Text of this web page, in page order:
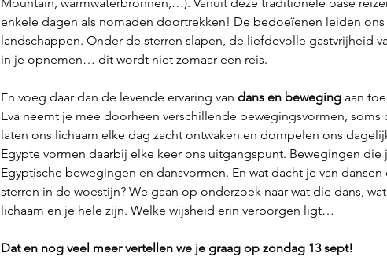
enkele dagen als nomaden doortrekken! De bedoeïenen leiden
landschappen. Onder de sterren slapen, de liefdevolle gastvrijheid
in je opnemen… dit wordt niet zomaar een reis.
En voeg daar dan de levende ervaring van dans en beweging aan
Eva neemt je mee doorheen verschillende bewegingsvormen,
laten ons lichaam elke dag zacht ontwaken en dompelen ons
Egypte vormen daarbij elke keer ons uitgangspunt. Bewegingen
Egyptische bewegingen en dansvormen. En wat dacht je van
sterren in de woestijn? We gaan op onderzoek naar wat die dans,
lichaam en je hele zijn. Welke wijsheid erin verborgen ligt…
Dat en nog veel meer vertellen we je graag op zondag 13 sept!